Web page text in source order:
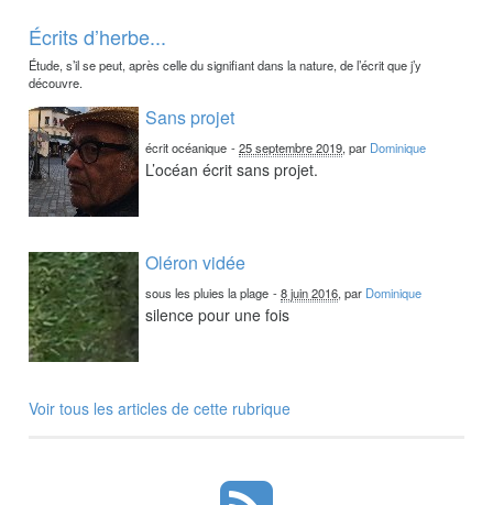
Écrits d’herbe...
Étude, s’il se peut, après celle du signifiant dans la nature, de l’écrit que j’y
découvre.
Sans projet
écrit océanique -25 septembre 2019, par Dominique
L’océan écrit sans projet.
Oléron vidée
sous les pluies la plage -8 juin 2016, par Dominique
silence pour une fois
Voir tous les articles de cette rubrique